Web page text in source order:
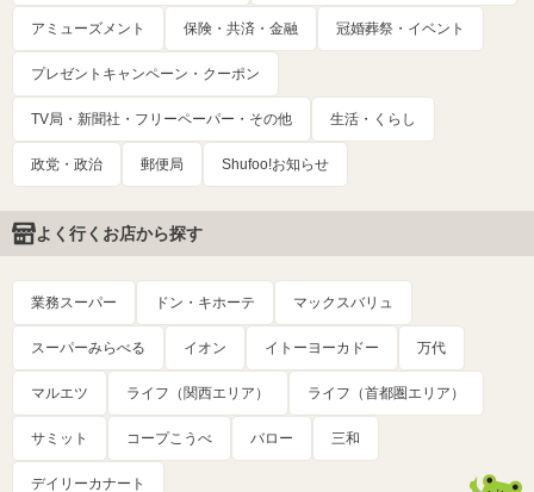
アミューズメント 保険・共済・金融 冠婚葬祭・イベント
プレゼントキャンペーン・クーポン
TV局・新聞社・フリーペーパー・その他 生活・くらし
政党・政治 郵便局 Shufoo!お知らせ
よく行くお店から探す
業務スーパー ドン・キホーテ マックスバリュ
スーパーみらべる イオン イトーヨーカドー 万代
マルエツ ライフ（関西エリア） ライフ（首都圏エリア）
サミット コープこうべ バロー 三和
デイリーカナート